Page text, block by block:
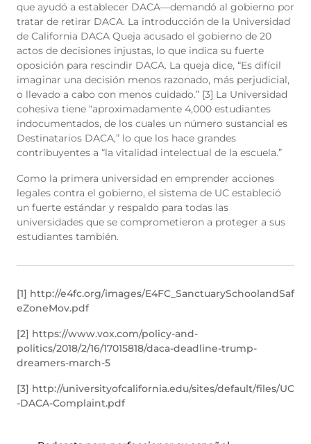
que ayudó a establecer DACA—demandó al gobierno por
tratar de retirar DACA. La introducción de la Universidad
de California DACA Queja acusado el gobierno de 20
actos de decisiones injustas, lo que indica su fuerte
oposición para rescindir DACA. La queja dice, “Es difícil
imaginar una decisión menos razonado, más perjudicial,
o llevado a cabo con menos cuidado.” [3] La Universidad
cohesiva tiene “aproximadamente 4,000 estudiantes
indocumentados, de los cuales un número sustancial es
Destinatarios DACA,” lo que los hace grandes
contribuyentes a “la vitalidad intelectual de la escuela.”
Como la primera universidad en emprender acciones
legales contra el gobierno, el sistema de UC estableció
un fuerte estándar y respaldo para todas las
universidades que se comprometieron a proteger a sus
estudiantes también.
[1] http://e4fc.org/images/E4FC_SanctuarySchoolandSaf
eZoneMov.pdf
[2] https://www.vox.com/policy-and-
politics/2018/2/16/17015818/daca-deadline-trump-
dreamers-march-5
[3] http://universityofcalifornia.edu/sites/default/files/UC
-DACA-Complaint.pdf